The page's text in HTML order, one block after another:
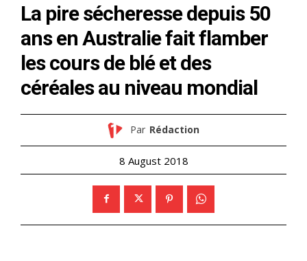
La pire sécheresse depuis 50
ans en Australie fait flamber
les cours de blé et des
céréales au niveau mondial
Par Rédaction
8 August 2018